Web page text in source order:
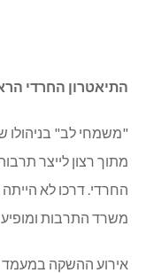
התיאטרון החרדי
מתוך רצון לייצר
החרדי. דרכו לא הייתה
משרד התרבות
אירוע ההשקה